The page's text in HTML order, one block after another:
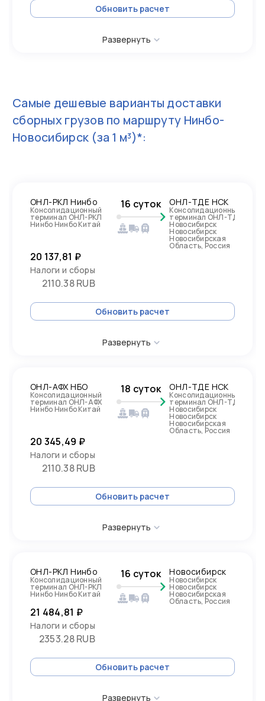
Обновить расчет
Развернуть
Самые дешевые варианты доставки
сборных грузов по маршруту Нинбо-
Новосибирск (за 1 м³)*:
ОНЛ-РКЛ Нинбо
Консолидационный
терминал ОНЛ-РКЛ
Нинбо Нинбо Китай
16 суток ОНЛ-ТДЕ НСК
Консолидационный
терминал ОНЛ-ТДЕ
Новосибирск
Новосибирск
Новосибирская
Область, Россия
20 137,81 ₽
Налоги и сборы
2110.38 RUB
Обновить расчет
Развернуть
ОНЛ-АФХ НБО
Консолидационный
терминал ОНЛ-АФХ
Нинбо Нинбо Китай
18 суток ОНЛ-ТДЕ НСК
Консолидационный
терминал ОНЛ-ТДЕ
Новосибирск
Новосибирск
Новосибирская
Область, Россия
20 345,49 ₽
Налоги и сборы
2110.38 RUB
Обновить расчет
Развернуть
ОНЛ-РКЛ Нинбо
Консолидационный
терминал ОНЛ-РКЛ
Нинбо Нинбо Китай
16 суток Новосибирск
Новосибирск
Новосибирск
Новосибирская
Область, Россия
21 484,81 ₽
Налоги и сборы
2353.28 RUB
Обновить расчет
Развернуть